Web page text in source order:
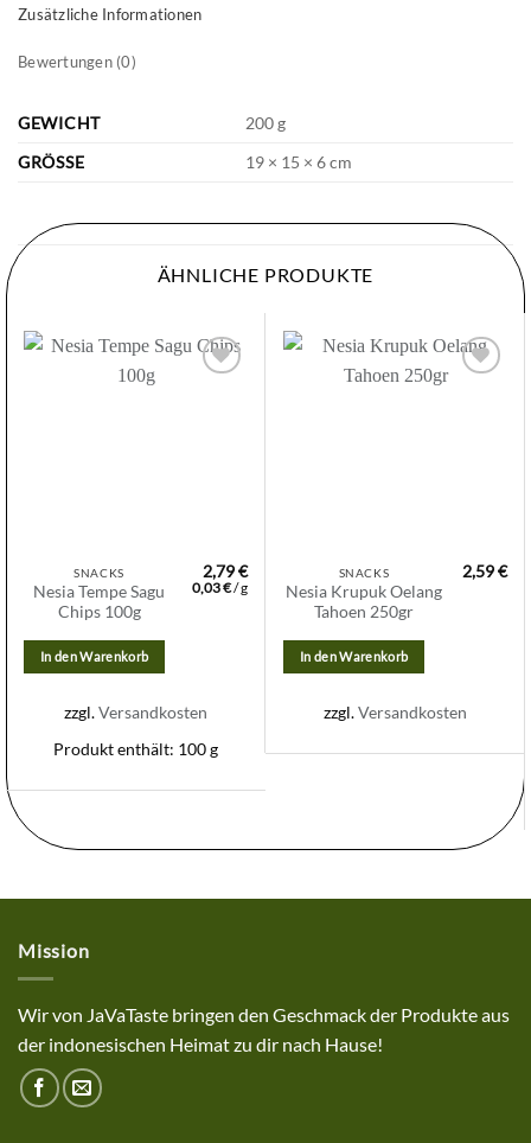
Zusätzliche Informationen
Bewertungen (0)
GEWICHT
200 g
GRÖSSE
19 × 15 × 6 cm
ÄHNLICHE PRODUKTE
SNACKS
Nesia Tempe Sagu
Chips 100g
2,79€
0,03€/g
In den Warenkorb
zzgl.Versandkosten
Produkt enthält: 100g
SNACKS
Nesia Krupuk Oelang
Tahoen 250gr
2,59€
In den Warenkorb
zzgl.Versandkosten
Mission
Wir von JaVaTaste bringen den Geschmack der Produkte aus
der indonesischen Heimat zu dir nach Hause!